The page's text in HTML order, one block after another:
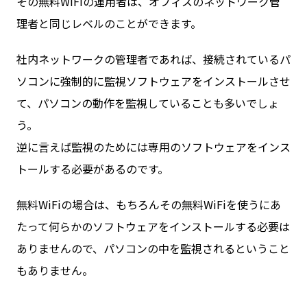
理者と同じレベルのことができます。
社内ネットワークの管理者であれば、接続されているパ
ソコンに強制的に監視ソフトウェアをインストールさせ
て、パソコンの動作を監視していることも多いでしょ
う。
逆に言えば監視のためには専用のソフトウェアをインス
トールする必要があるのです。
無料WiFiの場合は、もちろんその無料WiFiを使うにあ
たって何らかのソフトウェアをインストールする必要は
ありませんので、パソコンの中を監視されるということ
もありません。